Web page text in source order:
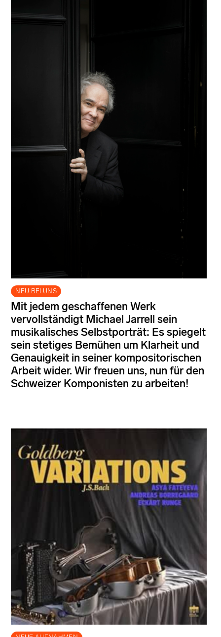
NEU BEI UNS
Mit jedem geschaffenen Werk
vervollständigt Michael Jarrell sein
musikalisches Selbstporträt: Es spiegelt
sein stetiges Bemühen um Klarheit und
Genauigkeit in seiner kompositorischen
Arbeit wider. Wir freuen uns, nun für den
Schweizer Komponisten zu arbeiten!